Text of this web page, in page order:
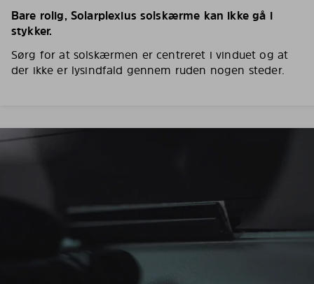
Bare rolig, Solarplexius solskærme kan ikke gå i
stykker.
Sørg for at solskærmen er centreret i vinduet og at
der ikke er lysindfald gennem ruden nogen steder.